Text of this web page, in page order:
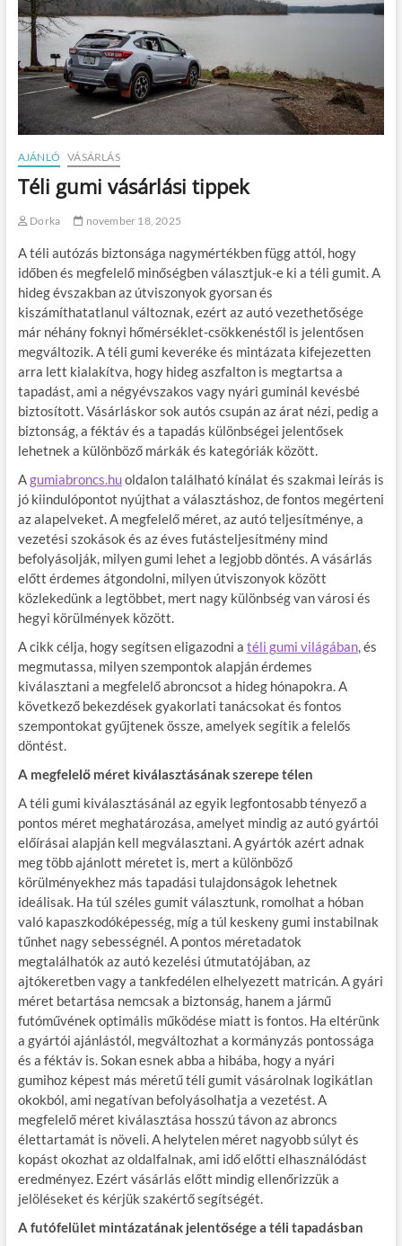
AJÁNLÓ VÁSÁRLÁS
Téli gumi vásárlási tippek
Dorka november 18, 2025
A téli autózás biztonsága nagymértékben függ attól, hogy
időben és megfelelő minőségben választjuk-e ki a téli gumit. A
hideg évszakban az útviszonyok gyorsan és
kiszámíthatatlanul változnak, ezért az autó vezethetősége
már néhány foknyi hőmérséklet-csökkenéstől is jelentősen
megváltozik. A téli gumi keveréke és mintázata kifejezetten
arra lett kialakítva, hogy hideg aszfalton is megtartsa a
tapadást, ami a négyévszakos vagy nyári guminál kevésbé
biztosított. Vásárláskor sok autós csupán az árat nézi, pedig a
biztonság, a féktáv és a tapadás különbségei jelentősek
lehetnek a különböző márkák és kategóriák között.
Agumiabroncs.huoldalon található kínálat és szakmai leírás is
jó kiindulópontot nyújthat a választáshoz, de fontos megérteni
az alapelveket. A megfelelő méret, az autó teljesítménye, a
vezetési szokások és az éves futásteljesítmény mind
befolyásolják, milyen gumi lehet a legjobb döntés. A vásárlás
előtt érdemes átgondolni, milyen útviszonyok között
közlekedünk a legtöbbet, mert nagy különbség van városi és
hegyi körülmények között.
A cikk célja, hogy segítsen eligazodni a téli gumi világában, és
megmutassa, milyen szempontok alapján érdemes
kiválasztani a megfelelő abroncsot a hideg hónapokra. A
következő bekezdések gyakorlati tanácsokat és fontos
szempontokat gyűjtenek össze, amelyek segítik a felelős
döntést.
A megfelelő méret kiválasztásának szerepe télen
A téli gumi kiválasztásánál az egyik legfontosabb tényező a
pontos méret meghatározása, amelyet mindig az autó gyártói
előírásai alapján kell megválasztani. A gyártók azért adnak
meg több ajánlott méretet is, mert a különböző
körülményekhez más tapadási tulajdonságok lehetnek
ideálisak. Ha túl széles gumit választunk, romolhat a hóban
való kapaszkodóképesség, míg a túl keskeny gumi instabilnak
tűnhet nagy sebességnél. A pontos méretadatok
megtalálhatók az autó kezelési útmutatójában, az
ajtókeretben vagy a tankfedélen elhelyezett matricán. A gyári
méret betartása nemcsak a biztonság, hanem a jármű
futóművének optimális működése miatt is fontos. Ha eltérünk
a gyártói ajánlástól, megváltozhat a kormányzás pontossága
és a féktáv is. Sokan esnek abba a hibába, hogy a nyári
gumihoz képest más méretű téli gumit vásárolnak logikátlan
okokból, ami negatívan befolyásolhatja a vezetést. A
megfelelő méret kiválasztása hosszú távon az abroncs
élettartamát is növeli. A helytelen méret nagyobb súlyt és
kopást okozhat az oldalfalnak, ami idő előtti elhasználódást
eredményez. Ezért vásárlás előtt mindig ellenőrizzük a
jelöléseket és kérjük szakértő segítségét.
A futófelület mintázatának jelentősége a téli tapadásban